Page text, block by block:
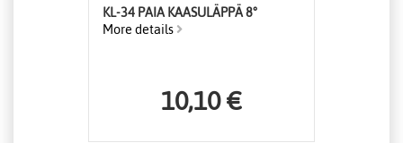
KL-34 PAIA KAASULÄPPÄ 8°
More details
10,10 €